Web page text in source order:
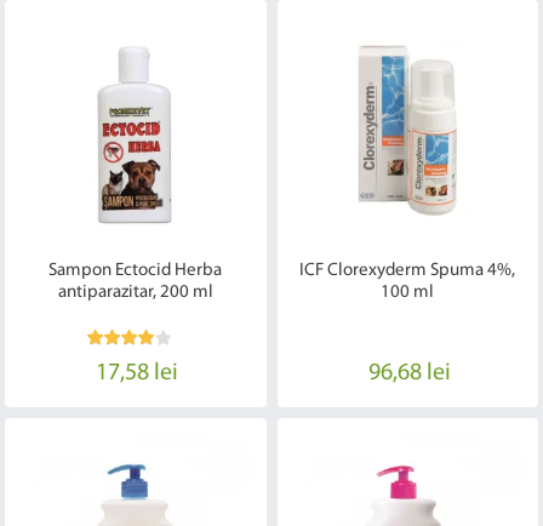
Sampon Ectocid Herba
antiparazitar, 200 ml
17,58 lei
ICF Clorexyderm Spuma 4%,
100 ml
96,68 lei